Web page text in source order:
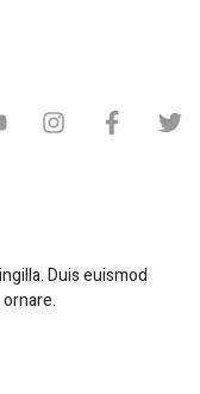
Duis euismod